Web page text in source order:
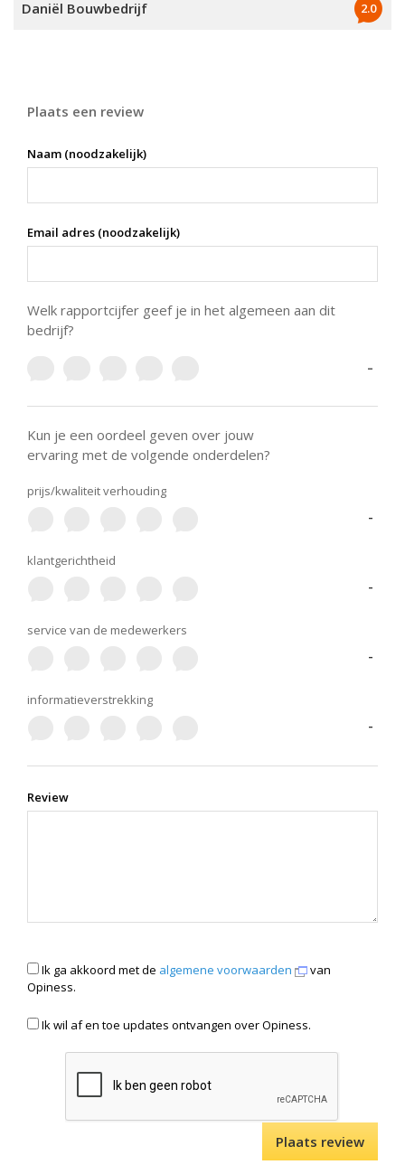
Daniël Bouwbedrijf 2.0
Plaats een review
Naam (noodzakelijk)
Email adres (noodzakelijk)
Welk rapportcijfer geef je in het algemeen aan dit
bedrijf?
-
Kun je een oordeel geven over jouw
ervaring met de volgende onderdelen?
prijs/kwaliteit verhouding
-
klantgerichtheid
-
service van de medewerkers
-
informatieverstrekking
-
Review
Ik ga akkoord met de algemene voorwaarden
van
Opiness.
Ik wil af en toe updates ontvangen over Opiness.